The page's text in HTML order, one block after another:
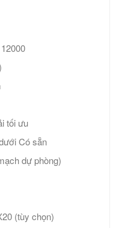
tối ưu
Có sẵn
dự phòng)
(tùy chọn)